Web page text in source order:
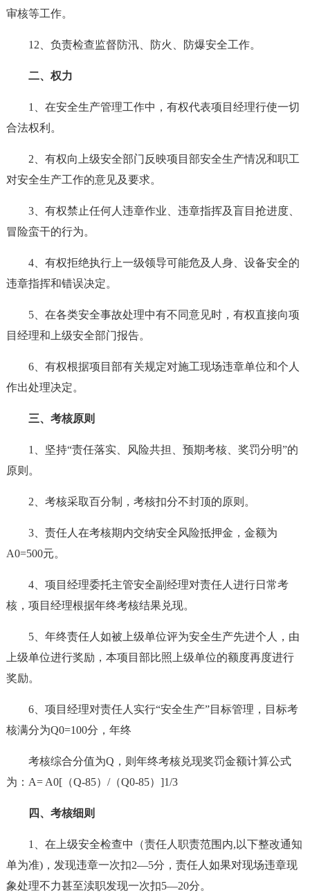
审核等工作。
12、负责检查监督防汛、防火、防爆安全工作。
二、权力
1、在安全生产管理工作中，有权代表项目经理行使一切
合法权利。
2、有权向上级安全部门反映项目部安全生产情况和职工
对安全生产工作的意见及要求。
3、有权禁止任何人违章作业、违章指挥及盲目抢进度、
冒险蛮干的行为。
4、有权拒绝执行上一级领导可能危及人身、设备安全的
违章指挥和错误决定。
5、在各类安全事故处理中有不同意见时，有权直接向项
目经理和上级安全部门报告。
6、有权根据项目部有关规定对施工现场违章单位和个人
作出处理决定。
三、考核原则
1、坚持“责任落实、风险共担、预期考核、奖罚分明”的
原则。
2、考核采取百分制，考核扣分不封顶的原则。
3、责任人在考核期内交纳安全风险抵押金，金额为
A0=500元。
4、项目经理委托主管安全副经理对责任人进行日常考
核，项目经理根据年终考核结果兑现。
5、年终责任人如被上级单位评为安全生产先进个人，由
上级单位进行奖励，本项目部比照上级单位的额度再度进行
奖励。
6、项目经理对责任人实行“安全生产”目标管理，目标考
核满分为Q0=100分，年终
考核综合分值为Q，则年终考核兑现奖罚金额计算公式
为：A= A0[（Q-85）/（Q0-85）]1/3
四、考核细则
1、在上级安全检查中（责任人职责范围内,以下整改通知
单为准)，发现违章一次扣2—5分，责任人如果对现场违章现
象处理不力甚至渎职发现一次扣5—20分。